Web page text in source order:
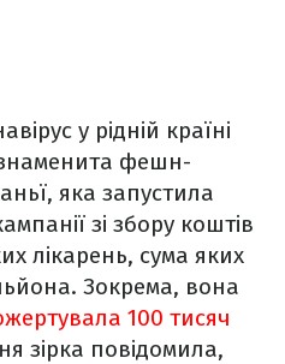
у рідній країні
фешн-
яка запустила
зі збору коштів
лікарень, сума яких
Зокрема, вона
100 тисяч
зірка повідомила,